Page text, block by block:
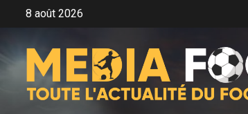
8 août 2026